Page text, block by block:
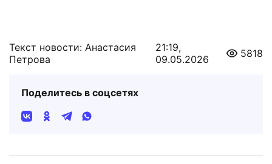
Текст новости: Анастасия
Петрова
21:19,
09.05.2026
5818
Поделитесь в соцсетях